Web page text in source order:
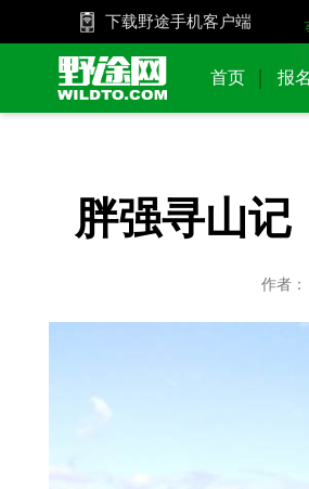
下载野途手机客户端
首页 报名
胖强寻山记
作者